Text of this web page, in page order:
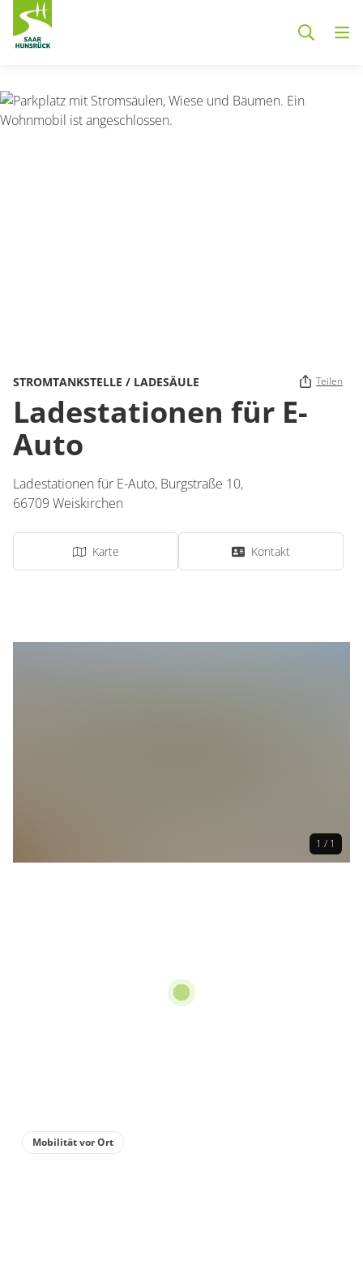
STROMTANKSTELLE / LADESÄULE Teilen
Ladestationen für E-
Auto
Ladestationen für E-Auto, Burgstraße 10,
66709 Weiskirchen
Karte Kontakt
1 / 1
Mobilität vor Ort